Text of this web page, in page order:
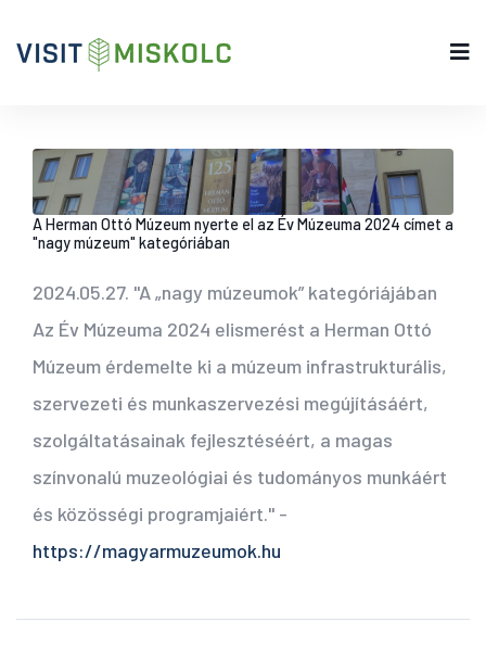
A Herman Ottó Múzeum nyerte el az Év Múzeuma 2024 címet a
"nagy múzeum" kategóriában
2024.05.27. "A „nagy múzeumok” kategóriájában
Az Év Múzeuma 2024 elismerést a Herman Ottó
Múzeum érdemelte ki a múzeum infrastrukturális,
szervezeti és munkaszervezési megújításáért,
szolgáltatásainak fejlesztéséért, a magas
színvonalú muzeológiai és tudományos munkáért
és közösségi programjaiért." -
https://magyarmuzeumok.hu